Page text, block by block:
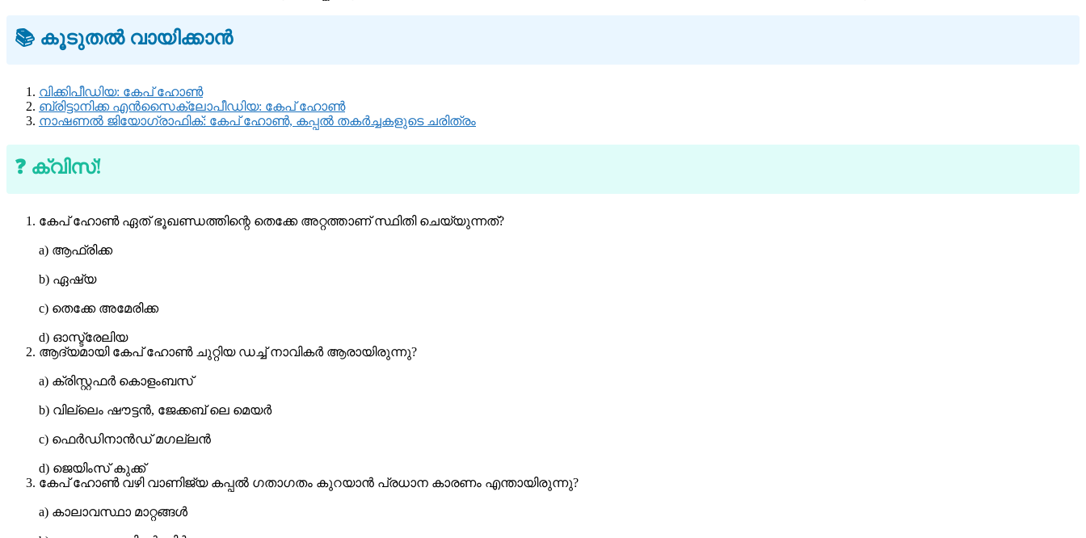
📚 കൂടുതൽ വായിക്കാൻ
വിക്കിപീഡിയ: കേപ് ഹോൺ
ബ്രിട്ടാനിക്ക എൻസൈക്ലോപീഡിയ: കേപ് ഹോൺ
നാഷണൽ ജിയോഗ്രാഫിക്: കേപ് ഹോൺ, കപ്പൽ തകർച്ചകളുടെ ചരിത്രം
❓ ക്വിസ്!
കേപ് ഹോൺ ഏത് ഭൂഖണ്ഡത്തിന്റെ തെക്കേ അറ്റത്താണ് സ്ഥിതി ചെയ്യുന്നത്?
a) ആഫ്രിക്ക
b) ഏഷ്യ
c) തെക്കേ അമേരിക്ക
d) ഓസ്ട്രേലിയ
ആദ്യമായി കേപ് ഹോൺ ചുറ്റിയ ഡച്ച് നാവികർ ആരായിരുന്നു?
a) ക്രിസ്റ്റഫർ കൊളംബസ്
b) വില്ലെം ഷൗട്ടൻ, ജേക്കബ് ലെ മെയർ
c) ഫെർഡിനാൻഡ് മഗല്ലൻ
d) ജെയിംസ് കുക്ക്
കേപ് ഹോൺ വഴി വാണിജ്യ കപ്പൽ ഗതാഗതം കുറയാൻ പ്രധാന കാരണം എന്തായിരുന്നു?
a) കാലാവസ്ഥാ മാറ്റങ്ങൾ